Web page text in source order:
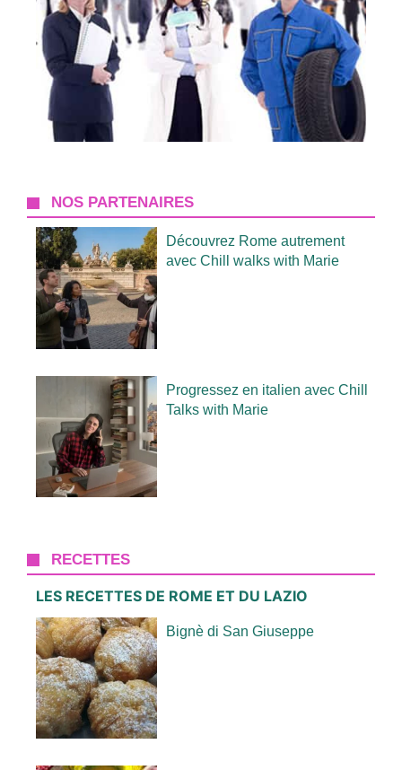
NOS PARTENAIRES
Découvrez Rome autrement
avec Chill walks with Marie
Progressez en italien avec Chill
Talks with Marie
RECETTES
LES RECETTES DE ROME ET DU LAZIO
Bignè di San Giuseppe